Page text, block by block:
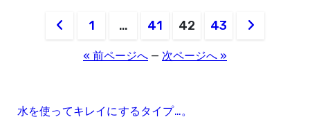
ペ
1 … 41 42 43
« 前ページへ — 次ページへ »
水を使ってキレイにするタイプ…。